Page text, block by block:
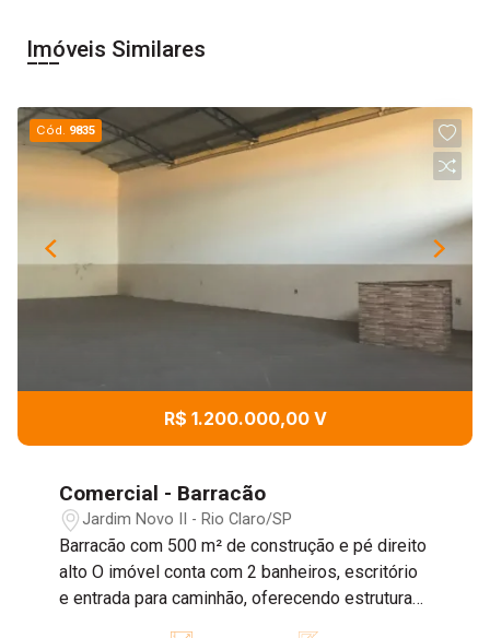
Imóveis Similares
Cód. 9835
R$ 1.200.000,00 V
Comercial - Barracão
Jardim Novo II - Rio Claro/SP
Barracão com 500 m² de construção e pé direito
alto O imóvel conta com 2 banheiros, escritório
e entrada para caminhão, oferecendo estrutura